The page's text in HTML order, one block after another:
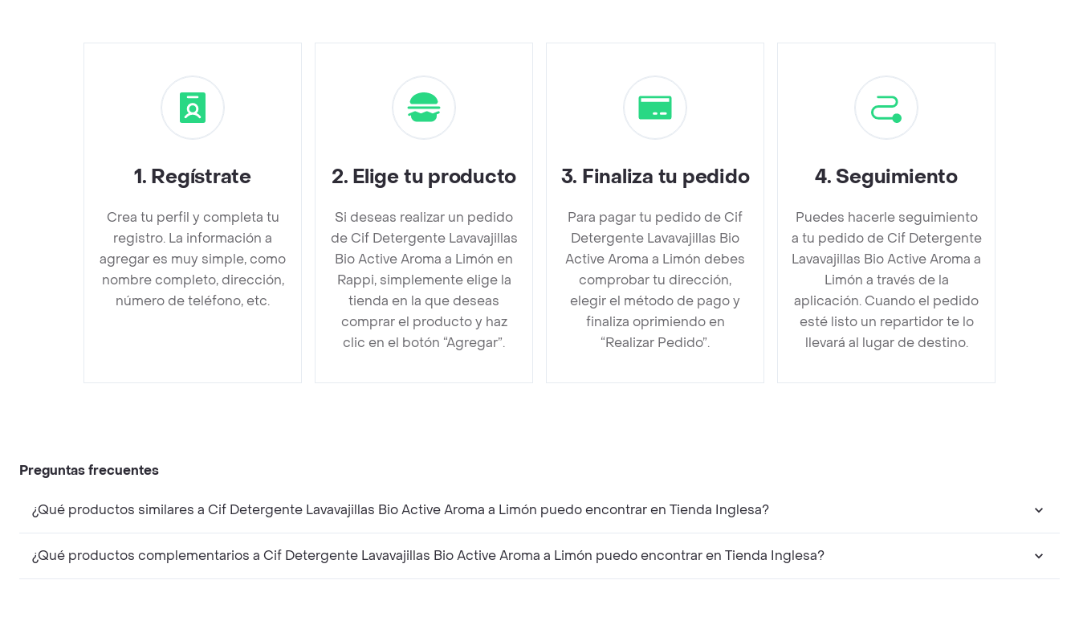
1. Regístrate
Crea tu perfil y completa tu
registro. La información a
agregar es muy simple, como
nombre completo, dirección,
número de teléfono, etc.
2. Elige tu producto
Si deseas realizar un pedido
de Cif Detergente Lavavajillas
Bio Active Aroma a Limón en
Rappi, simplemente elige la
tienda en la que deseas
comprar el producto y haz
clic en el botón “Agregar”.
3. Finaliza tu pedido
Para pagar tu pedido de Cif
Detergente Lavavajillas Bio
Active Aroma a Limón debes
comprobar tu dirección,
elegir el método de pago y
finaliza oprimiendo en
“Realizar Pedido”.
4. Seguimiento
Puedes hacerle seguimiento
a tu pedido de Cif Detergente
Lavavajillas Bio Active Aroma a
Limón a través de la
aplicación. Cuando el pedido
esté listo un repartidor te lo
llevará al lugar de destino.
Preguntas frecuentes
¿Qué productos similares a Cif Detergente Lavavajillas Bio Active Aroma a Limón puedo encontrar en Tienda Inglesa?
¿Qué productos complementarios a Cif Detergente Lavavajillas Bio Active Aroma a Limón puedo encontrar en Tienda Inglesa?